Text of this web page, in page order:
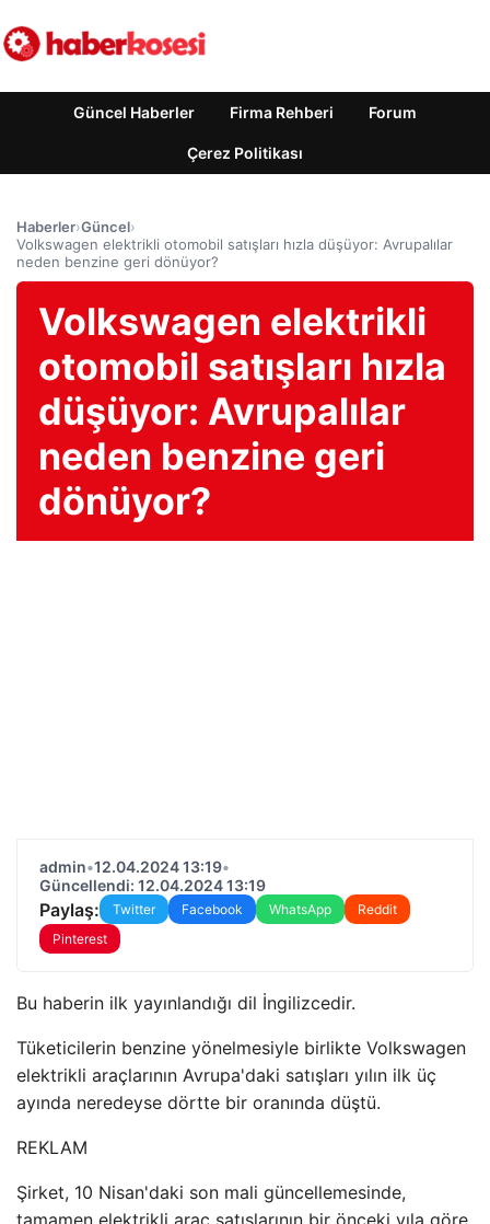
Güncel Haberler Firma Rehberi Forum
Çerez Politikası
Haberler›Güncel›
Volkswagen elektrikli otomobil satışları hızla düşüyor: Avrupalılar
neden benzine geri dönüyor?
Volkswagen elektrikli
otomobil satışları hızla
düşüyor: Avrupalılar
neden benzine geri
dönüyor?
admin•12.04.2024 13:19•
Güncellendi: 12.04.2024 13:19
Paylaş: Twitter Facebook WhatsApp
Reddit
Pinterest
Bu haberin ilk yayınlandığı dil İngilizcedir.
Tüketicilerin benzine yönelmesiyle birlikte Volkswagen
elektrikli araçlarının Avrupa'daki satışları yılın ilk üç
ayında neredeyse dörtte bir oranında düştü.
REKLAM
Şirket, 10 Nisan'daki son mali güncellemesinde,
tamamen elektrikli araç satışlarının bir önceki yıla göre